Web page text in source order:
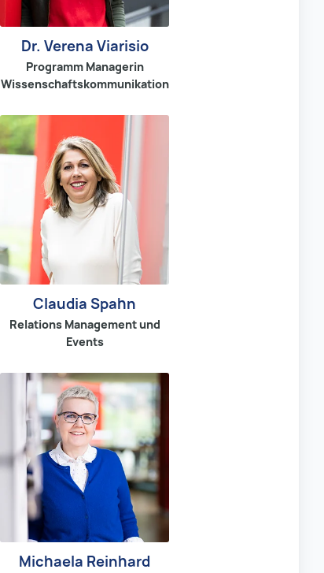
Dr. Verena Viarisio
Programm Managerin
Wissenschaftskommunikation
Claudia Spahn
Relations Management und
Events
Michaela Reinhard